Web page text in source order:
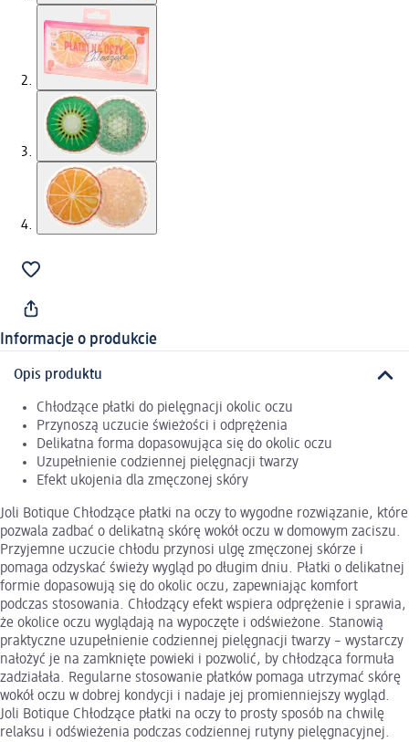
Informacje o produkcie
Opis produktu
Chłodzące płatki do pielęgnacji okolic oczu
Przynoszą uczucie świeżości i odprężenia
Delikatna forma dopasowująca się do okolic oczu
Uzupełnienie codziennej pielęgnacji twarzy
Efekt ukojenia dla zmęczonej skóry
Joli Botique Chłodzące płatki na oczy to wygodne rozwiązanie, które
pozwala zadbać o delikatną skórę wokół oczu w domowym zaciszu.
Przyjemne uczucie chłodu przynosi ulgę zmęczonej skórze i
pomaga odzyskać świeży wygląd po długim dniu. Płatki o delikatnej
formie dopasowują się do okolic oczu, zapewniając komfort
podczas stosowania. Chłodzący efekt wspiera odprężenie i sprawia,
że okolice oczu wyglądają na wypoczęte i odświeżone. Stanowią
praktyczne uzupełnienie codziennej pielęgnacji twarzy – wystarczy
nałożyć je na zamknięte powieki i pozwolić, by chłodząca formuła
zadziałała. Regularne stosowanie płatków pomaga utrzymać skórę
wokół oczu w dobrej kondycji i nadaje jej promienniejszy wygląd.
Joli Botique Chłodzące płatki na oczy to prosty sposób na chwilę
relaksu i odświeżenia podczas codziennej rutyny pielęgnacyjnej.